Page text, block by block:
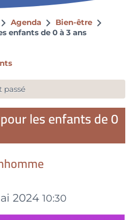
Accueil
Agenda
Bien-être
enfants de 0 à 3 ans
passé
les enfants de 0
2024 10:30